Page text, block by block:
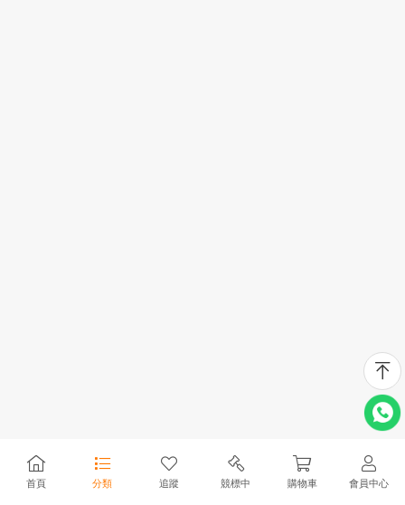
首頁 分類 追蹤 競標中 購物車 會員中心